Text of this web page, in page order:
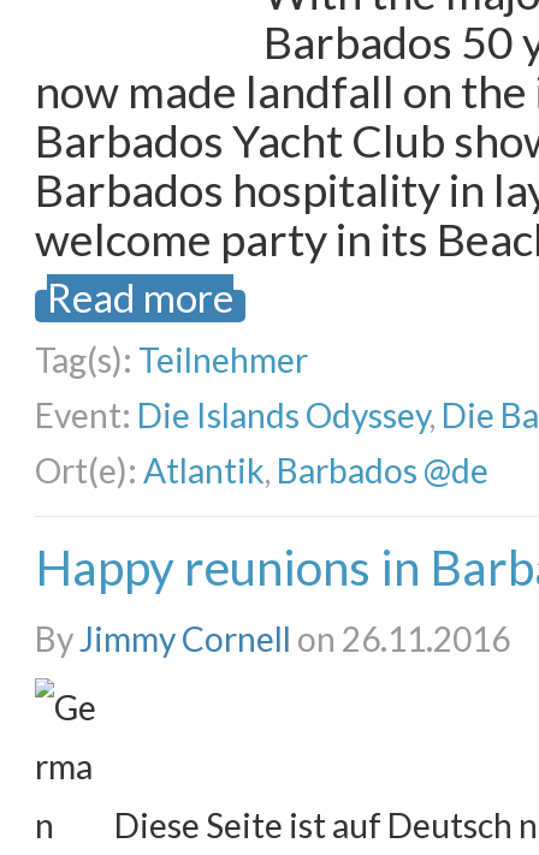
Barbados 50
now made landfall on
Barbados Yacht Club
Barbados hospitality in
welcome party in its
Read more
Tag(s): Teilnehmer
Event: Die Islands Odyssey, Die
Ort(e): Atlantik, Barbados @de
Happy reunions in
ByJimmy Cornell on 26.11.2016
Diese Seite ist auf Deutsch